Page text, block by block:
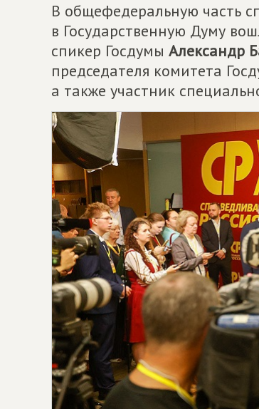
В общефедеральную часть
в Государственную Думу
спикер Госдумы Александр
председателя комитета
а также участник